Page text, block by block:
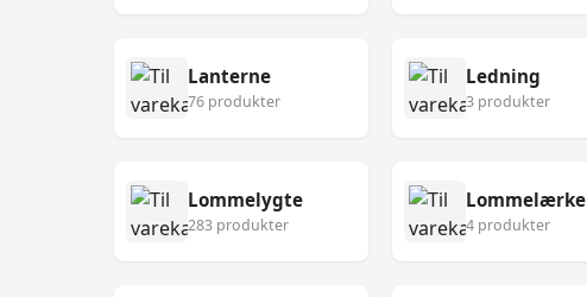
Lanterne
76 produkter
Ledning
3 produkter
Lommelygte
283 produkter
Lommelærke
4 produkter